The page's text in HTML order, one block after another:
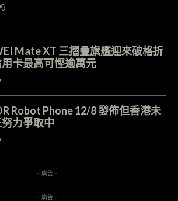
Mate XT 三摺疊旗艦迎來破格折
卡最高可慳逾萬元
Robot Phone 12/8 發佈但香港未
力爭取中
- 廣告 -
- 廣告 -